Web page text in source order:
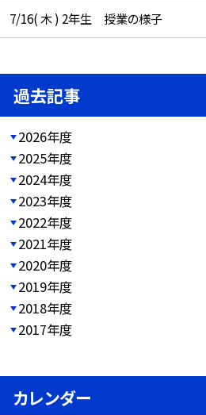
7/16( 木 ) 2年生 授業の様子
過去記事
2026年度
2025年度
2024年度
2023年度
2022年度
2021年度
2020年度
2019年度
2018年度
2017年度
カレンダー